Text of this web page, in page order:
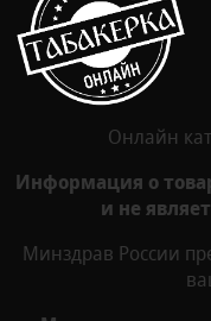
Онлайн
Информация о
и не
Минздрав России